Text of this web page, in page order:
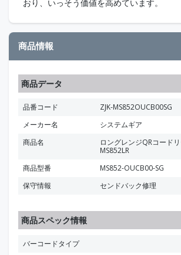
おり、いっそう価値を高めています。
商品情報
商品データ
品番コード
ZJK-MS852OUCB00SG
メーカー名
システムギア
商品名
ロングレンジQRコード
MS852LR
商品型番
MS852-OUCB00-SG
保守情報
センドバック修理
商品スペック情報
バーコードタイプ